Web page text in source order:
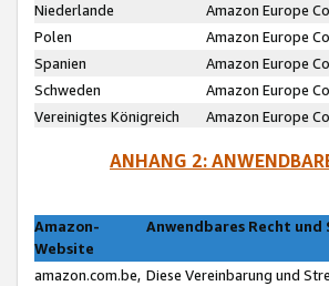
Niederlande
Amazon Europe
Polen
Amazon Europe
Spanien
Amazon Europe
Schweden
Amazon Europe
Vereinigtes Königreich
Amazon Europe
ANHANG 2:
Amazon-
Website
Anwendbares Recht
amazon.com.be, Diese Vereinbarung und